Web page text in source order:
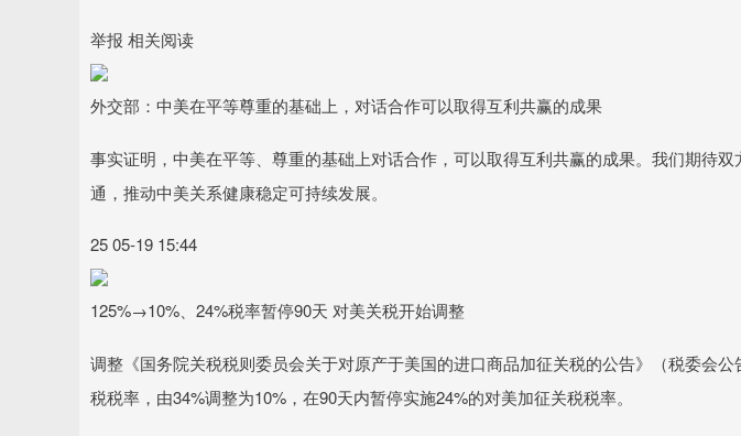
举报 相关阅读
外交部：中美在平等尊重的基础上，对话合作可以取得互利共赢的成果
事实证明，中美在平等、尊重的基础上对话合作，可以取得互利共赢的成果。我们期待
通，推动中美关系健康稳定可持续发展。
25 05-19 15:44
125%→10%、24%税率暂停90天 对美关税开始调整
调整《国务院关税税则委员会关于对原产于美国的进口商品加征关税的公告》（税委会
税税率，由34%调整为10%，在90天内暂停实施24%的对美加征关税税率。